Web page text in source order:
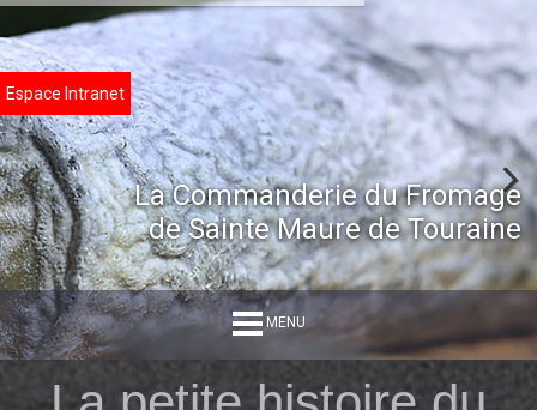
Espace Intranet
La Commanderie du Fromage
de Sainte Maure de Touraine
MENU